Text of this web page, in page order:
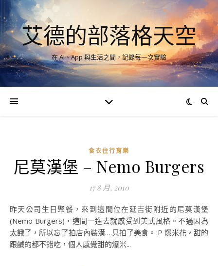
艾德的部落格天空
在 AI、App 與生活之間，記錄每一次實驗
食衣住行育樂
尼莫漢堡 – Nemo Burgers
17 8 月, 2010
昨天公司生日聚餐，來到這間位在延吉街附近的尼莫漢堡
(Nemo Burgers)，這間一進去就感受到美式風格。不過因為
太餓了，所以忘了拍店內裝潢….只拍了美食。:P 爆米花，甜的
跟鹹的都不錯吃，個人感覺甜的爆米...